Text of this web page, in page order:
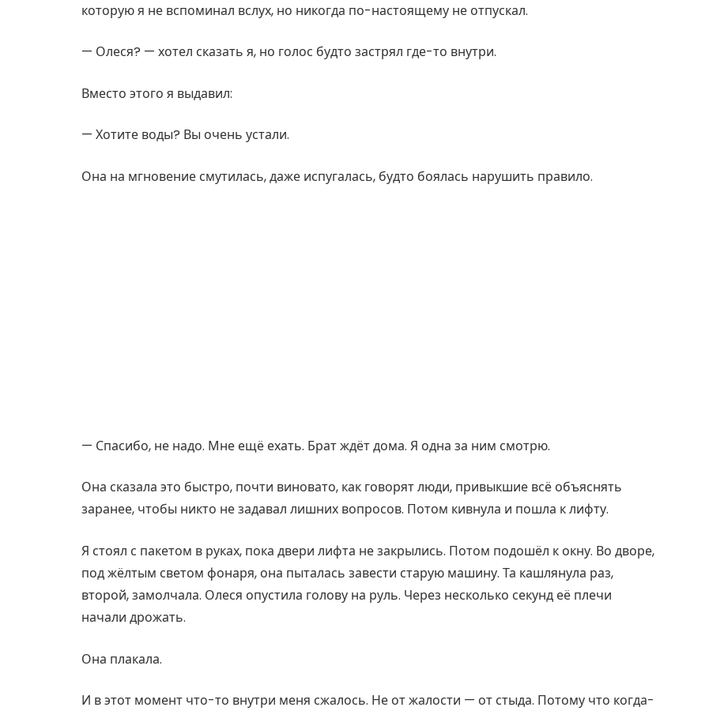
которую я не вспоминал вслух, но никогда по-настоящему не отпускал.
— Олеся? — хотел сказать я, но голос будто застрял где-то внутри.
Вместо этого я выдавил:
— Хотите воды? Вы очень устали.
Она на мгновение смутилась, даже испугалась, будто боялась нарушить правило.
— Спасибо, не надо. Мне ещё ехать. Брат ждёт дома. Я одна за ним смотрю.
Она сказала это быстро, почти виновато, как говорят люди, привыкшие всё объяснять
заранее, чтобы никто не задавал лишних вопросов. Потом кивнула и пошла к лифту.
Я стоял с пакетом в руках, пока двери лифта не закрылись. Потом подошёл к окну. Во дворе,
под жёлтым светом фонаря, она пыталась завести старую машину. Та кашлянула раз,
второй, замолчала. Олеся опустила голову на руль. Через несколько секунд её плечи
начали дрожать.
Она плакала.
И в этот момент что-то внутри меня сжалось. Не от жалости — от стыда. Потому что когда-